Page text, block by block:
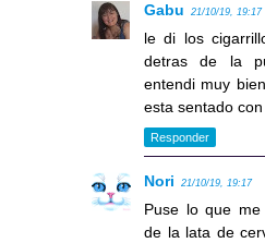
Gabu 21/10/19, 19:17
le di los
detras de la
entendi muy
esta sentado
Responder
Nori 21/10/19, 19:17
Puse lo que
de la lata de